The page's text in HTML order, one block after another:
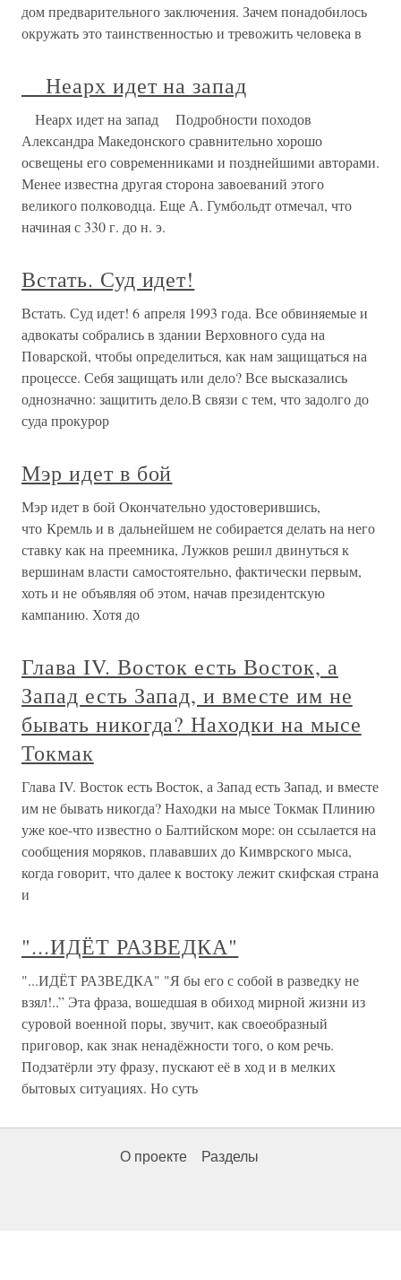
дом предварительного заключения. Зачем понадобилось
окружать это таинственностью и тревожить человека в
Неарх идет на запад
Неарх идет на запад Подробности походов
Александра Македонского сравнительно хорошо
освещены его современниками и позднейшими авторами.
Менее известна другая сторона завоеваний этого
великого полководца. Еще А. Гумбольдт отмечал, что
начиная с 330 г. до н. э.
Встать. Суд идет!
Встать. Суд идет! 6 апреля 1993 года. Все обвиняемые и
адвокаты собрались в здании Верховного суда на
Поварской, чтобы определиться, как нам защищаться на
процессе. Себя защищать или дело? Все высказались
однозначно: защитить дело.В связи с тем, что задолго до
суда прокурор
Мэр идет в бой
Мэр идет в бой Окончательно удостоверившись,
что Кремль и в дальнейшем не собирается делать на него
ставку как на преемника, Лужков решил двинуться к
вершинам власти самостоятельно, фактически первым,
хоть и не объявляя об этом, начав президентскую
кампанию. Хотя до
Глава IV. Восток есть Восток, а
Запад есть Запад, и вместе им не
бывать никогда? Находки на мысе
Токмак
Глава IV. Восток есть Восток, а Запад есть Запад, и вместе
им не бывать никогда? Находки на мысе Токмак Плинию
уже кое-что известно о Балтийском море: он ссылается на
сообщения моряков, плававших до Кимврского мыса,
когда говорит, что далее к востоку лежит скифская страна
и
"...ИДЁТ РАЗВЕДКА"
"...ИДЁТ РАЗВЕДКА" "Я бы его с собой в разведку не
взял!..” Эта фраза, вошедшая в обиход мирной жизни из
суровой военной поры, звучит, как своеобразный
приговор, как знак ненадёжности того, о ком речь.
Подзатёрли эту фразу, пускают её в ход и в мелких
бытовых ситуациях. Но суть
О проекте Разделы